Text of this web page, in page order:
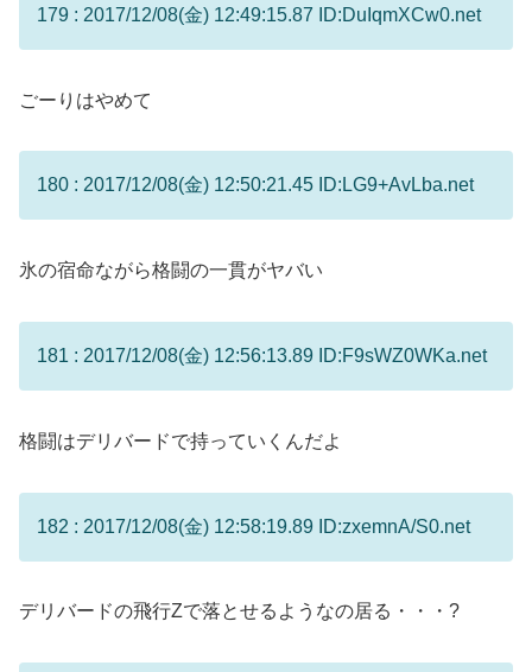
179 : 2017/12/08(金) 12:49:15.87 ID:DuIqmXCw0.net
ごーりはやめて
180 : 2017/12/08(金) 12:50:21.45 ID:LG9+AvLba.net
氷の宿命ながら格闘の一貫がヤバい
181 : 2017/12/08(金) 12:56:13.89 ID:F9sWZ0WKa.net
格闘はデリバードで持っていくんだよ
182 : 2017/12/08(金) 12:58:19.89 ID:zxemnA/S0.net
デリバードの飛行Zで落とせるようなの居る・・・?